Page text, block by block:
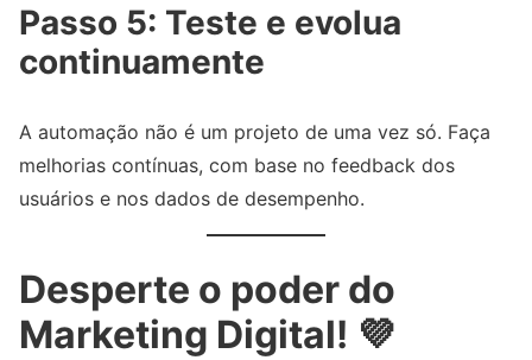
Passo 5: Teste e evolua
continuamente
A automação não é um projeto de uma vez só. Faça
melhorias contínuas, com base no feedback dos
usuários e nos dados de desempenho.
Desperte o poder do
Marketing Digital! 💜